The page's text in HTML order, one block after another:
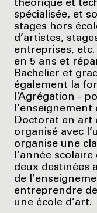
théorique et
spécialisée, et
stages hors
d’artistes,
entreprises,
en 5 ans et
Bachelier et
également la
l’Agrégation -
l’enseignement
Doctorat en art
organisé avec
organise une
l’année
deux destinées
de
entreprendre
une école d’art.